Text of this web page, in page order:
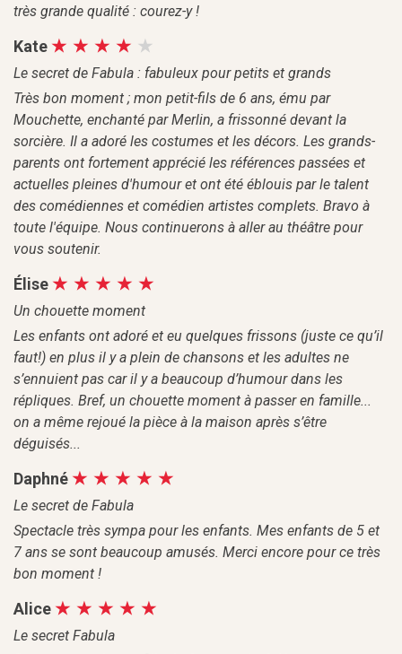
très grande qualité : courez-y !
Kate
Le secret de Fabula : fabuleux pour petits et grands
Très bon moment ; mon petit-fils de 6 ans, ému par
Mouchette, enchanté par Merlin, a frissonné devant la
sorcière. Il a adoré les costumes et les décors. Les grands-
parents ont fortement apprécié les références passées et
actuelles pleines d'humour et ont été éblouis par le talent
des comédiennes et comédien artistes complets. Bravo à
toute l'équipe. Nous continuerons à aller au théâtre pour
vous soutenir.
Élise
Un chouette moment
Les enfants ont adoré et eu quelques frissons (juste ce qu’il
faut!) en plus il y a plein de chansons et les adultes ne
s’ennuient pas car il y a beaucoup d’humour dans les
répliques. Bref, un chouette moment à passer en famille...
on a même rejoué la pièce à la maison après s’être
déguisés...
Daphné
Le secret de Fabula
Spectacle très sympa pour les enfants. Mes enfants de 5 et
7 ans se sont beaucoup amusés. Merci encore pour ce très
bon moment !
Alice
Le secret Fabula